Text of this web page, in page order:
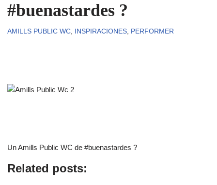
#buenastardes ?
AMILLS PUBLIC WC, INSPIRACIONES, PERFORMER
Un Amills Public WC de #buenastardes ?
Related posts: